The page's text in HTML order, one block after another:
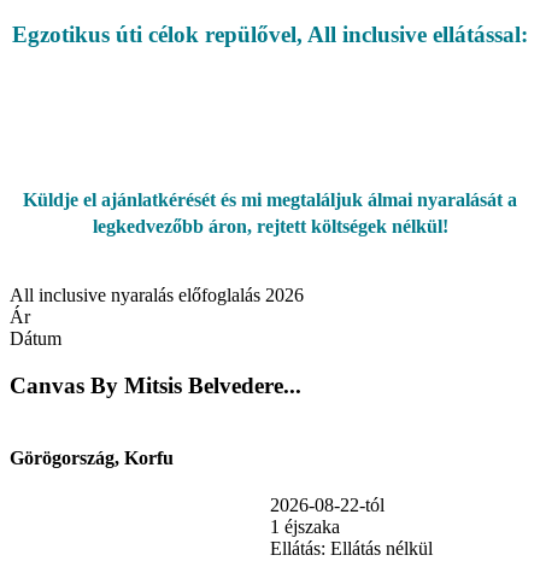
Egzotikus úti célok repülővel, All inclusive ellátással:
Küldje el ajánlatkérését és mi megtaláljuk álmai nyaralását a
legkedvezőbb áron, rejtett költségek nélkül!
All inclusive nyaralás előfoglalás 2026
Ár
Dátum
Canvas By Mitsis Belvedere...
Görögország, Korfu
2026-08-22-tól
1 éjszaka
Ellátás: Ellátás nélkül